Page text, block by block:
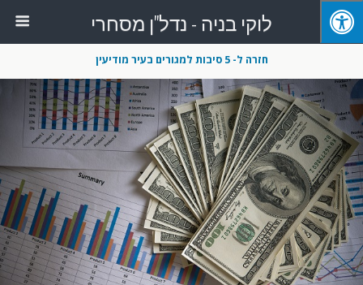
לוקי בניה - נדל"ן מסחרי
חזרה ל- 5 סיבות למגורים בעיר מודיעין